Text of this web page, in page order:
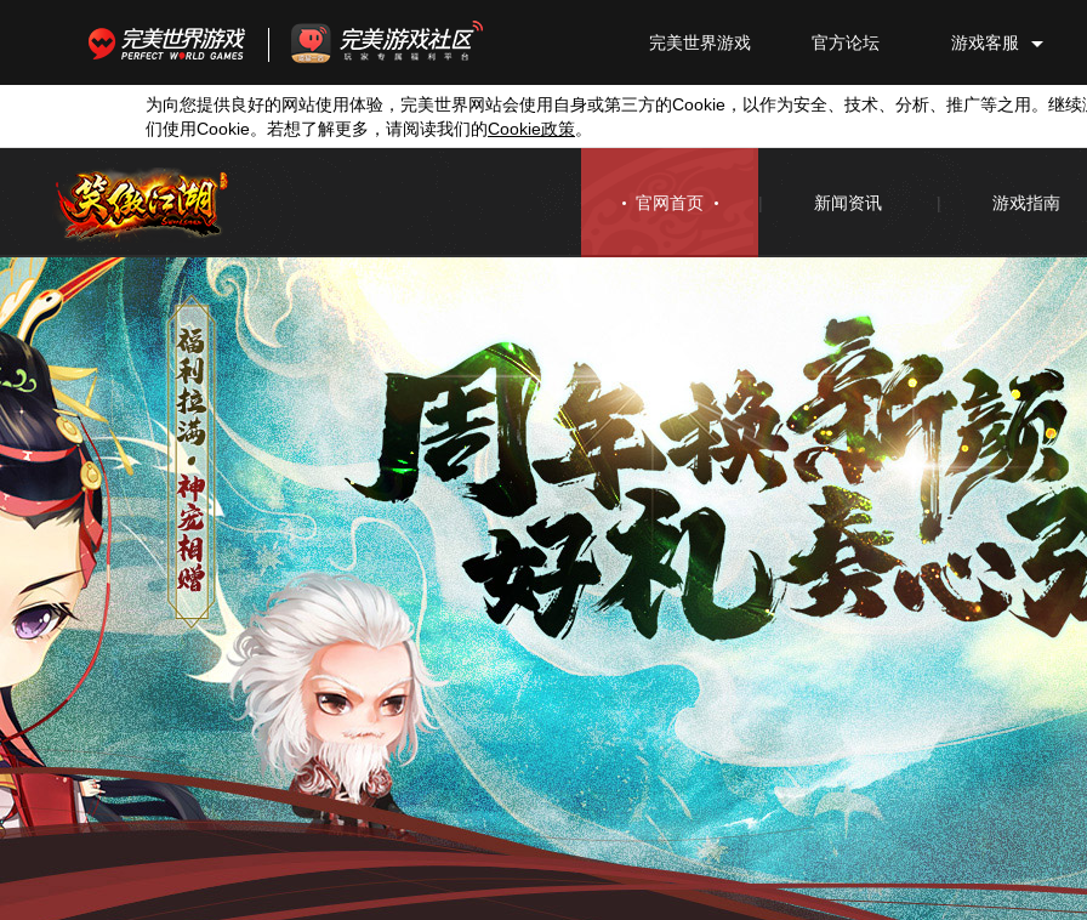
游戏客服
官方论坛
完美世界游戏
为向您提供良好的网站使用体验，完美世界网站会使用自身或第三方的Cookie ，以作为安全、技术、分析、推广等之用。继
们使用Cookie。若想了解更多，请阅读我们的Cookie政策。
游戏指南
|
新闻资讯
|
官网首页